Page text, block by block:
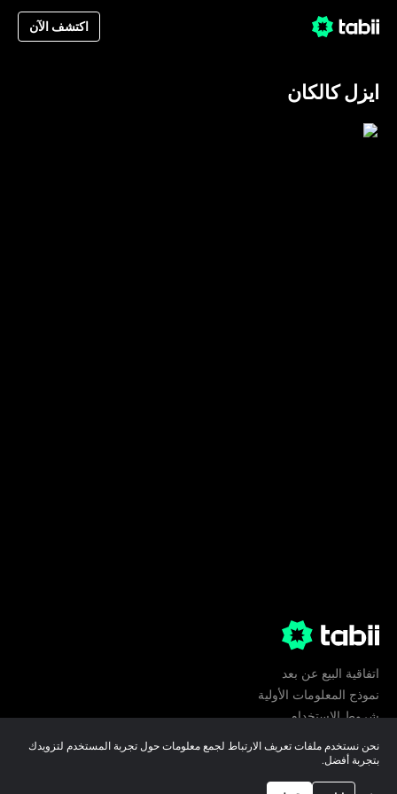
اكتشف الآن
ايزل كالكان
اتفاقية البيع عن بعد
نموذج المعلومات الأولية
شروط الإستخدام
تفضيلات ملفات تعريف الارتباط
نحن نستخدم ملفات تعريف الارتباط لجمع معلومات حول تجربة المستخدم لتزويدك
بتجربة أفضل.